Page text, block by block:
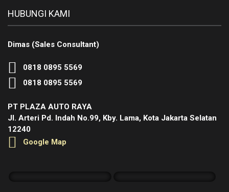
HUBUNGI KAMI
Dimas (Sales Consultant)
0818 0895 5569
0818 0895 5569
PT PLAZA AUTO RAYA
Jl. Arteri Pd. Indah No.99, Kby. Lama, Kota Jakarta Selatan
12240
Google Map